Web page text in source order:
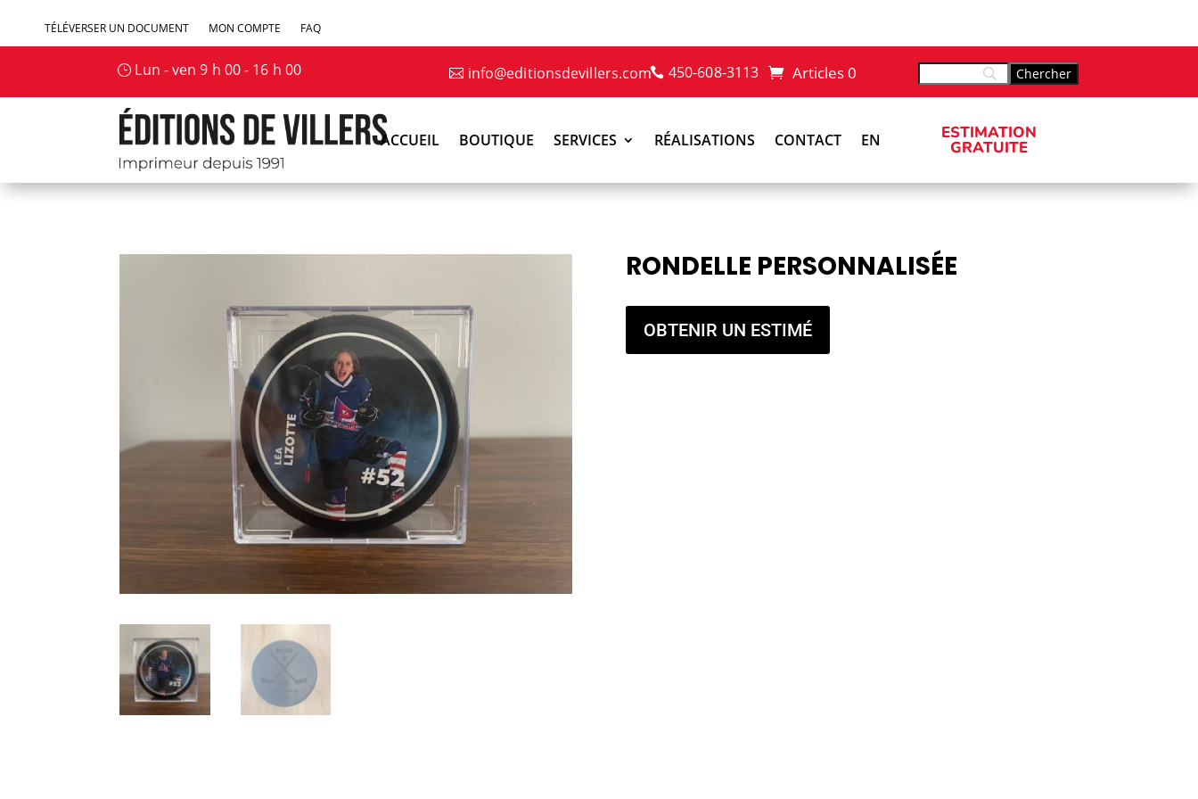
TÉLÉVERSER UN DOCUMENT MON COMPTE FAQ
Lun - ven 9 h 00 - 16 h 00 info@editionsdevillers.com 450-608-3113 Articles 0
ACCUEIL BOUTIQUE SERVICES RÉALISATIONS CONTACT EN ESTIMATION
GRATUITE
RONDELLE PERSONNALISÉE
OBTENIR UN ESTIMÉ